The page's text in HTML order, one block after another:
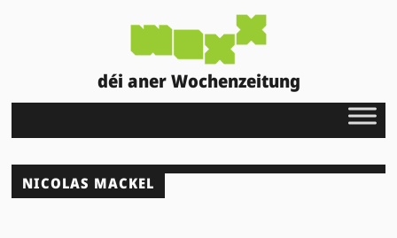
déi aner Wochenzeitung
NICOLAS MACKEL